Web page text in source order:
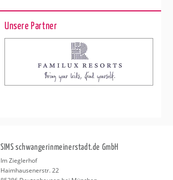
Unsere Partner
SIMS schwangerinmeinerstadt.de GmbH
Im Zieglerhof
Haimhausenerstr. 22